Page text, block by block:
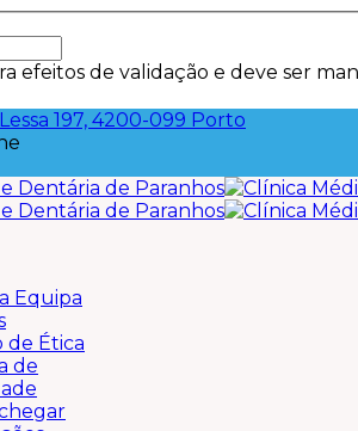
efeitos de validação e deve ser
197, 4200-099 Porto
Equipa
de Ética
de